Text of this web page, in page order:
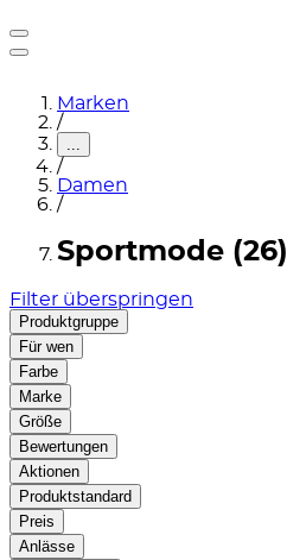
Marken
/
...
/
Damen
/
Sportmode (26)
Filter überspringen
Produktgruppe
Für wen
Farbe
Marke
Größe
Bewertungen
Aktionen
Produktstandard
Preis
Anlässe